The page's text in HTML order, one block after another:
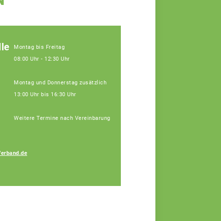
Montag bis Freitag
08:00 Uhr - 12:30 Uhr
Montag und Donnerstag zusätzlich
13:00 Uhr bis 16:30 Uhr
Weitere Termine nach Vereinbarung